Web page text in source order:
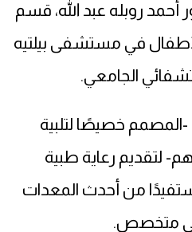
أحمد روبله عبد الله، قسم
في مستشفى بيلتيه
الجامعي.
-المصمم خصيصًا لتلبية
لتقديم رعاية طبية
من أحدث المعدات
متخصص.